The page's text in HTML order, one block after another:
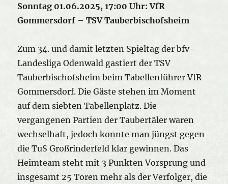
Sonntag 01.06.2025, 17:00 Uhr: VfR
Gommersdorf – TSV Tauberbischofsheim
Zum 34. und damit letzten Spieltag der bfv-
Landesliga Odenwald gastiert der TSV
Tauberbischofsheim beim Tabellenführer VfR
Gommersdorf. Die Gäste stehen im Moment
auf dem siebten Tabellenplatz. Die
vergangenen Partien der Taubertäler waren
wechselhaft, jedoch konnte man jüngst gegen
die TuS Großrinderfeld klar gewinnen. Das
Heimteam steht mit 3 Punkten Vorsprung und
insgesamt 25 Toren mehr als der Verfolger, die